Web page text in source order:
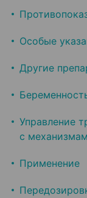
Особые
Другие
Управление
с
Применение